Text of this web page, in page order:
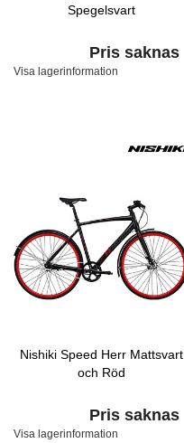
Spegelsvart
Pris saknas
Visa lagerinformation
Nishiki Speed Herr Mattsvart
och Röd
Pris saknas
Visa lagerinformation